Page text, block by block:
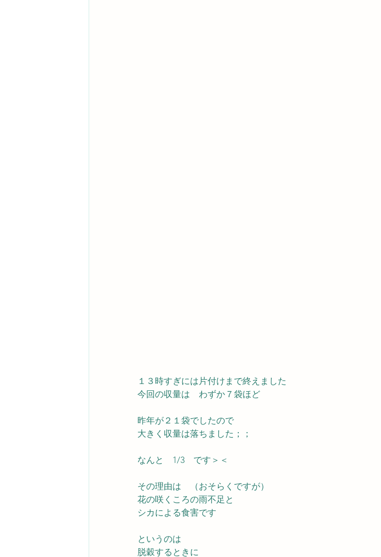
１３時すぎには片付けまで終えました
今回の収量は　わずか７袋ほど
昨年が２１袋でしたので
大きく収量は落ちました；；
なんと　1/3　です＞＜
その理由は　（おそらくですが）
花の咲くころの雨不足と
シカによる食害です
というのは
脱穀するときに